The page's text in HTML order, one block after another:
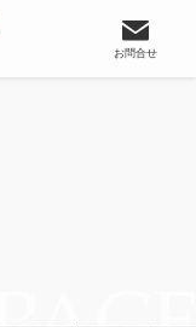
お問合せ